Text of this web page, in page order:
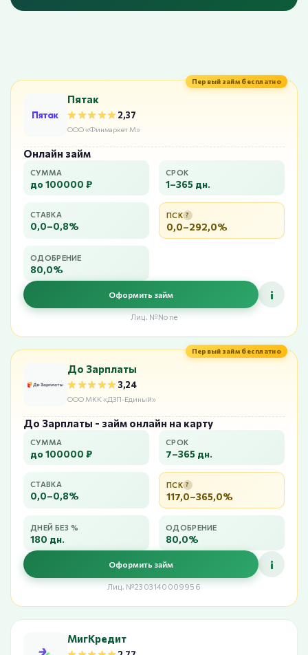
Первый займ бесплатно
Пятак
★★★★★
★★★★★2,37
ООО «Финмаркет М»
Онлайн займ
СУММА
до 100000 ₽
СРОК
1–365 дн.
СТАВКА
0,0–0,8%
ПСК ?
0,0–292,0%
ОДОБРЕНИЕ
80,0%
Оформить займ i
Лиц. №None
Первый займ бесплатно
До Зарплаты
★★★★★
★★★★★3,24
ООО МКК «ДЗП-Единый»
До Зарплаты - займ онлайн на карту
СУММА
до 100000 ₽
СРОК
7–365 дн.
СТАВКА
0,0–0,8%
ПСК ?
117,0–365,0%
ДНЕЙ БЕЗ %
180 дн.
ОДОБРЕНИЕ
80,0%
Оформить займ i
Лиц. №2303140009956
МигКредит